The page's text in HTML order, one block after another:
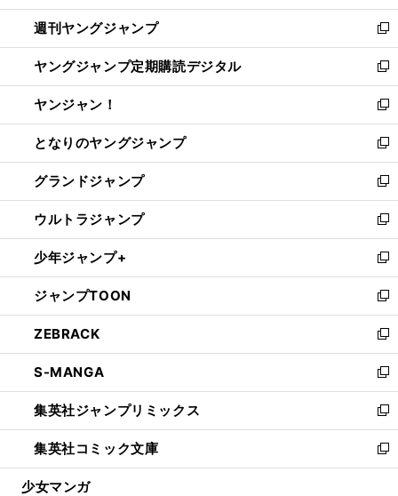
開
く
ウ
で
開
く
ン
ド
ウ
で
開
く
ウ
ィ
ン
ド
ウ
で
開
く
週刊ヤングジャンプ
新
し
い
ウ
ィ
ン
ド
ウ
で
開
く
ヤングジャンプ定期購読デジタル
新
し
い
ウ
ィ
ン
ド
ウ
で
開
く
ヤンジャン！
新
し
い
ウ
ィ
ン
ド
ウ
で
開
く
となりのヤングジャンプ
新
し
い
ウ
ィ
ン
ド
ウ
で
開
く
グランドジャンプ
新
し
い
ウ
ィ
ン
ド
ウ
で
開
く
ウルトラジャンプ
新
し
い
ウ
ィ
ン
ド
ウ
で
開
く
少年ジャンプ+
新
し
い
ウ
ィ
ン
ド
ウ
で
開
く
ジャンプTOON
新
し
い
ウ
ィ
ン
ド
ウ
で
開
ZEBRACK
新
し
い
ウ
ィ
ン
ド
ウ
S-MANGA
新
し
い
ウ
ィ
ン
集英社ジャンプリミックス
新
し
い
ウ
集英社コミック文庫
新
し
少女マンガ